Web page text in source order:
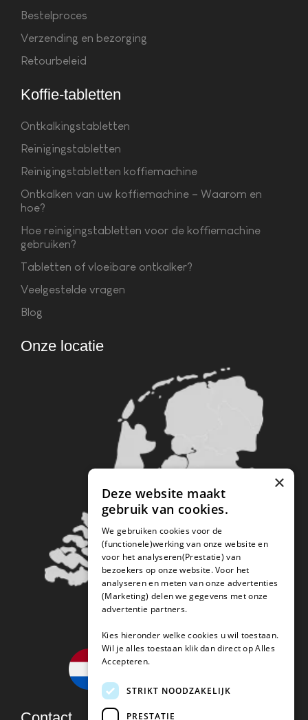
Bestelproces
Verzending en bezorging
Retourbeleid
Koffie-tabletten
Ontkalkingstabletten
Reinigingstabletten
Reinigingstabletten koffiemachine
Ontkalken van uw koffiemachine – Waarom en
hoe?
Hoe reinigingstabletten voor de koffiemachine
gebruiken?
Tabletten of vloeibare ontkalker?
Veelgestelde vragen
Blog
Onze locatie
×
Deze website maakt
gebruik van cookies.
We gebruiken cookies voor de
(functionele)werking van onze website en
voor het analyseren(Prestatie) van
bezoekers op onze website. Voor het
analyseren en meten van onze advertenties
(Marketing) delen we gegevens met onze
advertentie partners.
Kies hieronder welke cookies u wil toestaan.
Wil je alles toestaan klik dan direct op Alles
Accepteren.
STRIKT NOODZAKELIJK
PRESTATIE